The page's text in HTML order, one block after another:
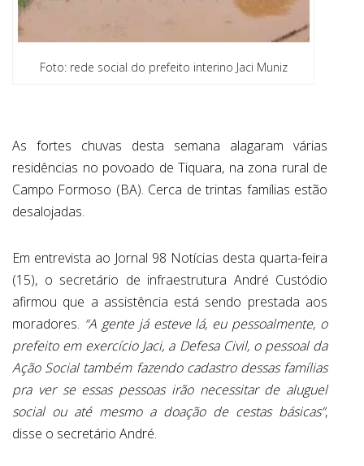
Foto: rede social do prefeito interino Jaci Muniz
As fortes chuvas desta semana alagaram várias
residências no povoado de Tiquara, na zona rural de
Campo Formoso (BA). Cerca de trintas famílias estão
desalojadas.
Em entrevista ao Jornal 98 Notícias desta quarta-feira
(15), o secretário de infraestrutura André Custódio
afirmou que a assistência está sendo prestada aos
moradores. “A gente já esteve lá, eu pessoalmente, o
prefeito em exercício Jaci, a Defesa Civil, o pessoal da
Ação Social também fazendo cadastro dessas famílias
pra ver se essas pessoas irão necessitar de aluguel
social ou até mesmo a doação de cestas básicas”,
disse o secretário André.